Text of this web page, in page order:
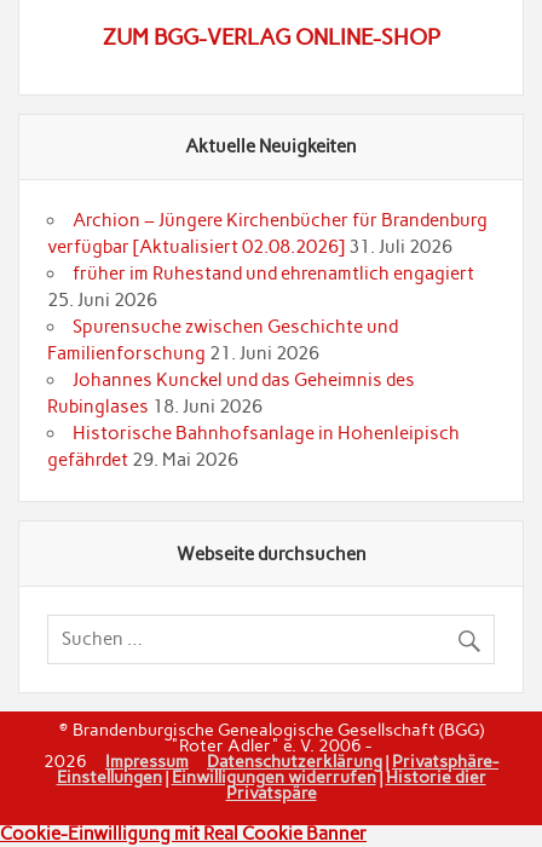
ZUM BGG-VERLAG ONLINE-SHOP
Aktuelle Neuigkeiten
Archion – Jüngere Kirchenbücher für Brandenburg
verfügbar [Aktualisiert 02.08.2026] 31. Juli 2026
früher im Ruhestand und ehrenamtlich engagiert
25. Juni 2026
Spurensuche zwischen Geschichte und
Familienforschung 21. Juni 2026
Johannes Kunckel und das Geheimnis des
Rubinglases 18. Juni 2026
Historische Bahnhofsanlage in Hohenleipisch
gefährdet 29. Mai 2026
Webseite durchsuchen
© Brandenburgische Genealogische Gesellschaft (BGG)
"Roter Adler" e. V. 2006 -
2026 Impressum Datenschutzerklärung| Privatsphäre-
Einstellungen| Einwilligungen widerrufen|Historie dier
Privatspäre
Cookie-Einwilligung mit Real Cookie Banner